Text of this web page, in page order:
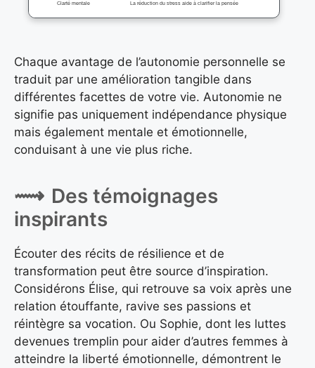
Clarté mentale La réduction du stress aide à clarifier la pensée
Chaque avantage de l’autonomie personnelle se
traduit par une amélioration tangible dans
différentes facettes de votre vie. Autonomie ne
signifie pas uniquement indépendance physique
mais également mentale et émotionnelle,
conduisant à une vie plus riche.
Des témoignages
inspirants
Écouter des récits de résilience et de
transformation peut être source d’inspiration.
Considérons Élise, qui retrouve sa voix après une
relation étouffante, ravive ses passions et
réintègre sa vocation. Ou Sophie, dont les luttes
devenues tremplin pour aider d’autres femmes à
atteindre la liberté émotionnelle, démontrent le